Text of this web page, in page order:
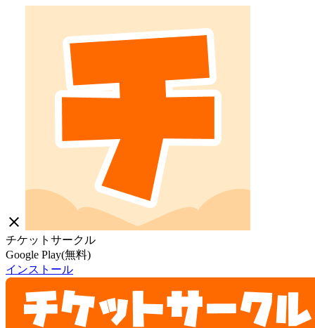
close
チケットサークル
Google Play(無料)
インストール